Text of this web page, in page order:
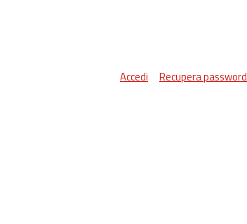
Accedi Recupera password